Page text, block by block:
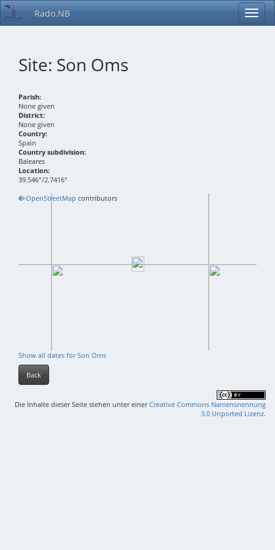
Rado.NB
Site: Son Oms
Parish:
None given
District:
None given
Country:
Spain
Country subdivision:
Baleares
Location:
39.546°/2.7416°
+−
©OpenStreetMap contributors
Show all dates for Son Oms
Back
Die Inhalte dieser Seite stehen unter einerCreative Commons Namensnennung
3.0 Unported Lizenz.